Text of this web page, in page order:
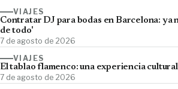
VIAJES
Contratar DJ para bodas en Barcelona: ya
de todo'
7 de agosto de 2026
VIAJES
El tablao flamenco: una experiencia
7 de agosto de 2026